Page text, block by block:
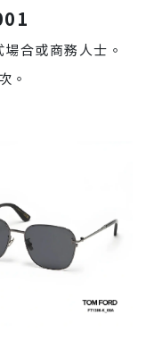
合或商務人士。
。